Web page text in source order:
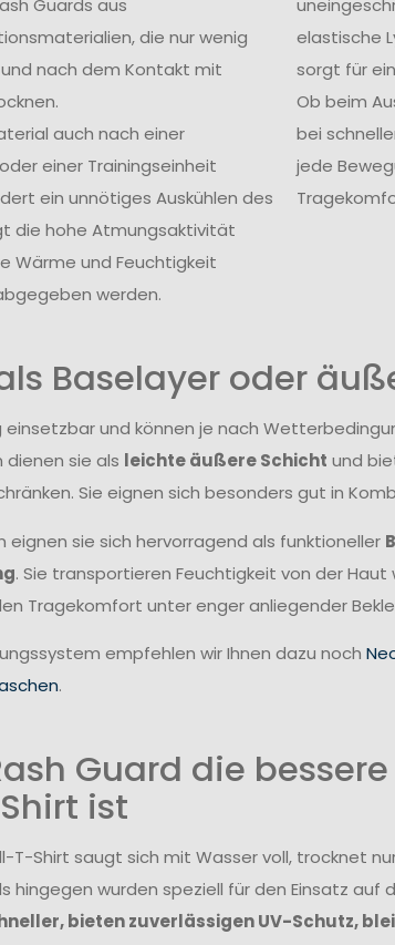
Guards aus
die nur wenig
nach dem Kontakt mit
auch nach einer
einer Trainingseinheit
ein unnötiges Auskühlen des
die hohe Atmungsaktivität
Wärme und Feuchtigkeit
werden.
elastische
sorgt für
Ob beim
bei
jede
Baselayer oder
einsetzbar und können je nach
sie als leichte äußere Schicht und
Sie eignen sich besonders gut in
eignen sie sich hervorragend als funktioneller
. Sie transportieren Feuchtigkeit von der
Tragekomfort unter enger anliegender
empfehlen wir Ihnen dazu noch
.
Guard die
ist
T-Shirt saugt sich mit Wasser voll, trocknet
hingegen wurden speziell für den Einsatz auf
bieten zuverlässigen UV-Schutz,